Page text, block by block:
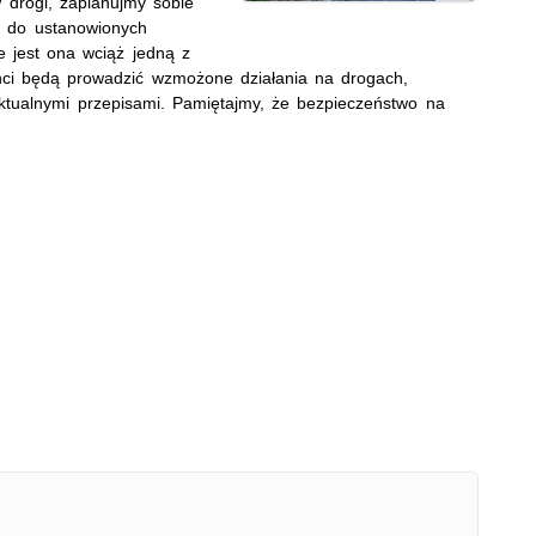
ustanowionych
jest ona wciąż jedną z
będą prowadzić wzmożone działania na drogach,
przepisami. Pamiętajmy, że bezpieczeństwo na